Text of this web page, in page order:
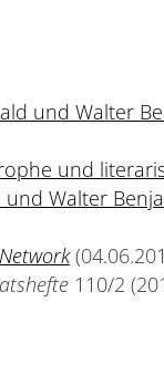
und Walter
und
und Walter
110/2